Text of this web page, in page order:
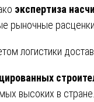
экспертиза
рыночные
логистики
высоких в стране.